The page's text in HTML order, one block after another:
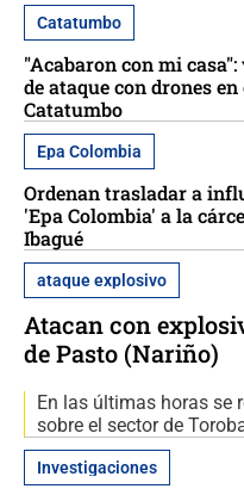
Catatumbo
"Acabaron con mi
de ataque con drones en
Catatumbo
Epa Colombia
Ordenan trasladar a
'Epa Colombia' a la
Ibagué
ataque explosivo
Atacan con
de Pasto (Nariño)
En las últimas horas se
sobre el sector de
Investigaciones